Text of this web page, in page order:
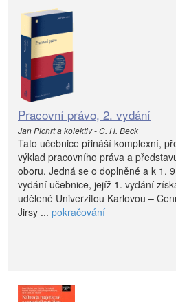
Pracovní právo, 2. vydání
Jan Pichrt a kolektiv - C. H. Beck
Tato učebnice přináší komplexní,
výklad pracovního práva a
oboru. Jedná se o doplněné a k 1.
vydání učebnice, jejíž 1. vydání
udělené Univerzitou Karlovou –
Jirsy ... pokračování